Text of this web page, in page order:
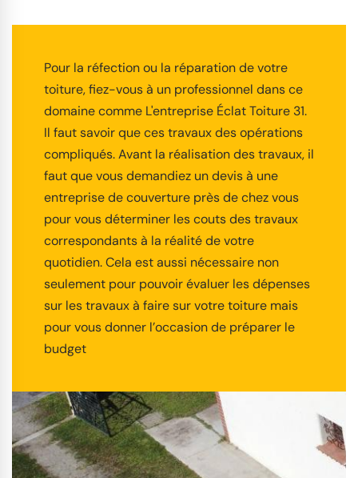
Pour la réfection ou la réparation de votre
toiture, fiez-vous à un professionnel dans ce
domaine comme L'entreprise Éclat Toiture 31.
Il faut savoir que ces travaux des opérations
compliqués. Avant la réalisation des travaux, il
faut que vous demandiez un devis à une
entreprise de couverture près de chez vous
pour vous déterminer les couts des travaux
correspondants à la réalité de votre
quotidien. Cela est aussi nécessaire non
seulement pour pouvoir évaluer les dépenses
sur les travaux à faire sur votre toiture mais
pour vous donner l’occasion de préparer le
budget